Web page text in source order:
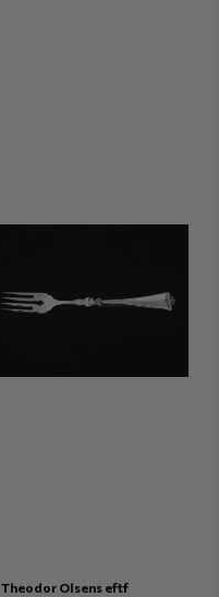
Theodor Olsens eftf